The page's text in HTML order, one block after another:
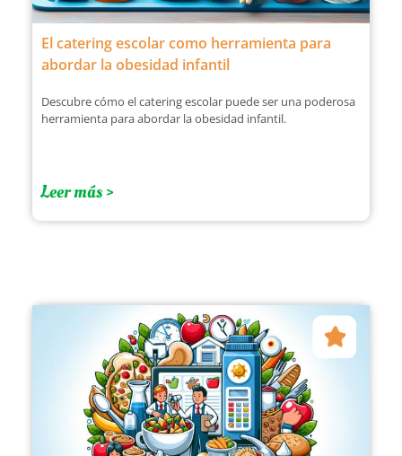
El catering escolar como herramienta para
abordar la obesidad infantil
Descubre cómo el catering escolar puede ser una poderosa
herramienta para abordar la obesidad infantil.
Leer más >